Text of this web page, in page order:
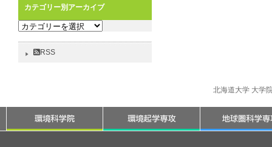
ー
カ
イ
カテゴリー別アーカイブ
カ
ゴ
カ
RSS
北海道大学 大学